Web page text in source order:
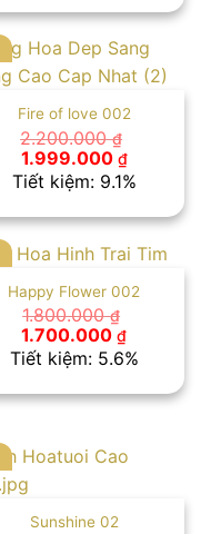
Fire of love 002
2.200.000₫
Giá
gốc
là:
1.999.000 ₫Giá
hiện
tại
Tiết kiệm: 9.1%
Happy Flower 002
1.800.000₫
Giá
gốc
là:
1.700.000 ₫Giá
hiện
tại
Tiết kiệm: 5.6%
Sunshine 02